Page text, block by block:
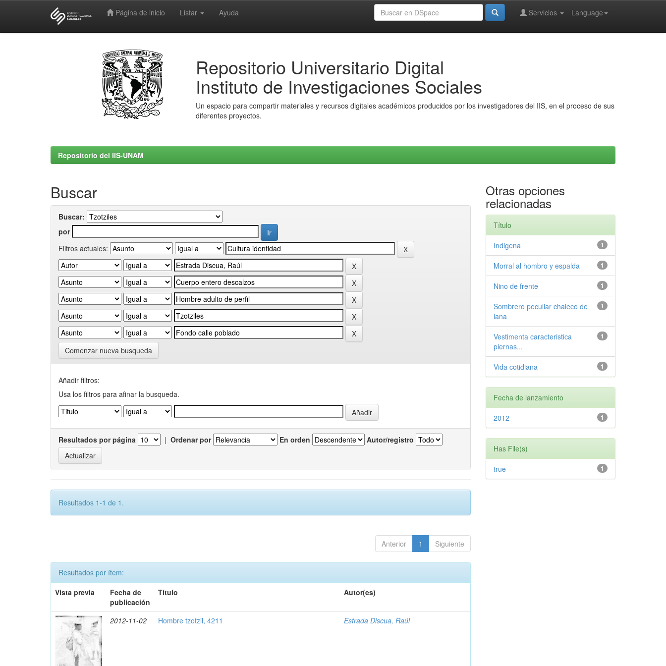
Página de inicio Listar Ayuda Language
Servicios
Repositorio Universitario Digital
Instituto de Investigaciones Sociales
Un espacio para compartir materiales y recursos digitales académicos producidos por los investigadores del IIS, en el proceso de sus
diferentes proyectos.
Repositorio del IIS-UNAM
Buscar
Buscar:
por
Filtros actuales:
Comenzar nueva busqueda
Añadir filtros:
Usa los filtros para afinar la busqueda.
Resultados por página | Ordenar por En orden Autor/registro
Resultados 1-1 de 1.
Anterior 1 Siguiente
Resultados por ítem:
Vista previa
Fecha de
publicación
Título Autor(es)
2012-11-02 Hombre tzotzil, 4211 Estrada Discua, Raúl
Otras opciones
relacionadas
Título
1
Indigena
1
Morral al hombro y espalda
1
Nino de frente
1
Sombrero peculiar chaleco de
lana
1
Vestimenta caracteristica
piernas...
1
Vida cotidiana
Fecha de lanzamiento
1
2012
Has File(s)
1
true